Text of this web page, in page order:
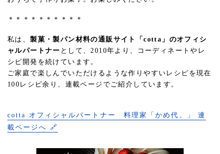
＊＊＊＊＊＊＊＊＊＊
私は、製菓・製パン材料の通販サイト「cotta」のオフィシ
ャルパートナー として、2010年より、コーディネートやレ
シピ開発を続けています。
ご家庭で楽しんでいただけるような作りやすいレシピを現在
100レシピ余り、連載ページでご紹介しています。
cotta オフィシャルパートナー 料理家「かめ代。」 連
載ページへ 🔗